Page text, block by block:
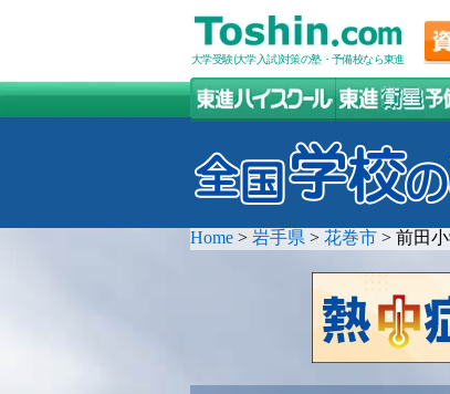
大学受験(大学入試)対策の塾・予備校なら東進
Home > 岩手県 > 花巻市 > 前田